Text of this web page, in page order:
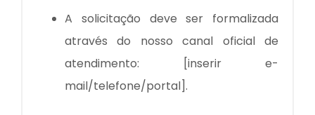
A solicitação deve ser formalizada
através do nosso canal oficial de
atendimento: [inserir e-
mail/telefone/portal].